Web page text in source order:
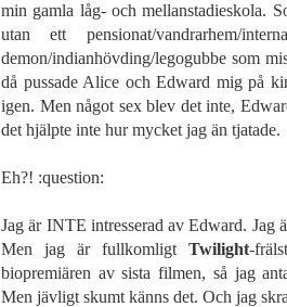
min gamla låg- och mellanstadieskola.
utan ett pensionat/vandrarhem/
demon/indianhövding/legogubbe som
då pussade Alice och Edward mig på
igen. Men något sex blev det inte,
det hjälpte inte hur mycket jag än tjatade.
Eh?! :question:
Jag är INTE intresserad av Edward. Jag
Men jag är fullkomligtTwilight-
biopremiären av sista filmen, så jag
Men jävligt skumt känns det. Och jag